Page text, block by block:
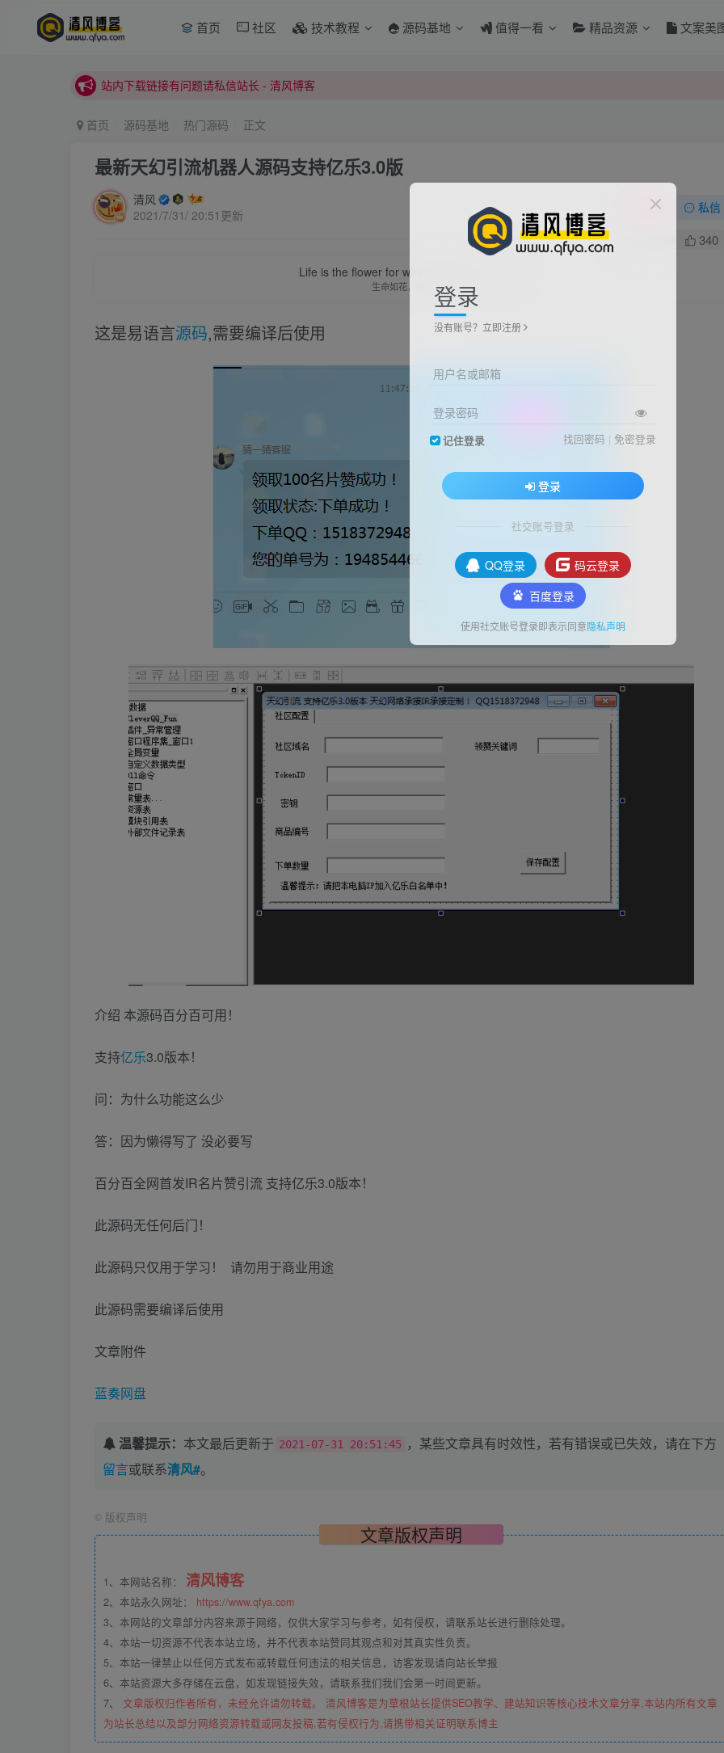
首页 社区 技术教程 源码基地 值得一看 精品资源 文案美
站内下载链接有问题请私信站长 - 清风博客
站内下载链接有问题请私信站长 - 清风博客
首页 源码基地 热门源码 正文
最新天幻引流机器人源码支持亿乐3.0版
清风
2021/7/31/ 20:51更新
关注 私信
340
Life is the flower for which love is the honey.
生命如花，爱情是蜜
这是易语言源码,需要编译后使用
介绍 本源码百分百可用！
支持亿乐3.0版本！
问：为什么功能这么少
答：因为懒得写了 没必要写
百分百全网首发IR名片赞引流 支持亿乐3.0版本！
此源码无任何后门！
此源码只仅用于学习！ 请勿用于商业用途
此源码需要编译后使用
文章附件
蓝奏网盘
温馨提示： 本文最后更新于 2021-07-31 20:51:45
，某些文章具有时效性，若有错误或已失效，请在下方
留言或联系清风#。
© 版权声明
文章版权声明
1、本网站名称： 清风博客
2、本站永久网址： https://www.qfya.com
3、本网站的文章部分内容来源于网络，仅供大家学习与参考，如有侵权，请联系站长进行删除处理。
4、本站一切资源不代表本站立场，并不代表本站赞同其观点和对其真实性负责。
5、本站一律禁止以任何方式发布或转载任何违法的相关信息，访客发现请向站长举报
6、本站资源大多存储在云盘，如发现链接失效，请联系我们我们会第一时间更新。
7、 文章版权归作者所有，未经允许请勿转载。 清风博客是为草根站长提供SEO教学、建站知识等核心技术文章分享,本站内所有文章
为站长总结以及部分网络资源转载或网友投稿,若有侵权行为,请携带相关证明联系博主
登录
没有账号？立即注册
用户名或邮箱
登录密码
记住登录 找回密码 | 免密登录
登录
社交账号登录
QQ登录
码云登录
百度登录
使用社交账号登录即表示同意隐私声明